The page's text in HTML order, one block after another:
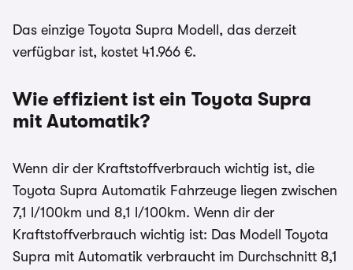
Das einzige Toyota Supra Modell, das derzeit
verfügbar ist, kostet 41.966 €.
Wie effizient ist ein Toyota Supra
mit Automatik?
Wenn dir der Kraftstoffverbrauch wichtig ist, die
Toyota Supra Automatik Fahrzeuge liegen zwischen
7,1 l/100km und 8,1 l/100km. Wenn dir der
Kraftstoffverbrauch wichtig ist: Das Modell Toyota
Supra mit Automatik verbraucht im Durchschnitt 8,1